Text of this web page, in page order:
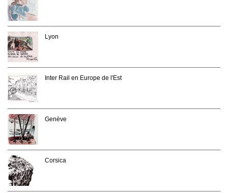
Lyon
Inter Rail en Europe de l'Est
Genève
Corsica